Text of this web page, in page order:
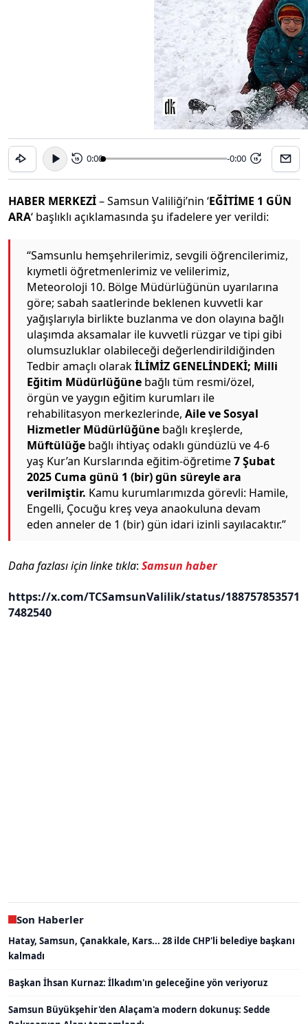
15 0:00 -0:00 15
HABER MERKEZİ– Samsun Valiliği’nin ‘EĞİTİME 1 GÜN
ARA‘ başlıklı açıklamasında şu ifadelere yer verildi:
“Samsunlu hemşehrilerimiz, sevgili öğrencilerimiz,
kıymetli öğretmenlerimiz ve velilerimiz,
Meteoroloji 10. Bölge Müdürlüğünün uyarılarına
göre; sabah saatlerinde beklenen kuvvetli kar
yağışlarıyla birlikte buzlanma ve don olayına bağlı
ulaşımda aksamalar ile kuvvetli rüzgar ve tipi gibi
olumsuzluklar olabileceği değerlendirildiğinden
Tedbir amaçlı olarakİLİMİZ GENELİNDEKİ; Milli
Eğitim Müdürlüğüne bağlı tüm resmi/özel,
örgün ve yaygın eğitim kurumları ile
rehabilitasyon merkezlerinde, Aile ve Sosyal
Hizmetler Müdürlüğüne bağlı kreşlerde,
Müftülüğe bağlı ihtiyaç odaklı gündüzlü ve 4-6
yaş Kur’an Kurslarında eğitim-öğretime7 Şubat
2025 Cuma günü 1 (bir) gün süreyle ara
verilmiştir. Kamu kurumlarımızda görevli: Hamile,
Engelli, Çocuğu kreş veya anaokuluna devam
eden anneler de 1 (bir) gün idari izinli sayılacaktır.”
Daha fazlası için linke tıkla: Samsun haber
https://x.com/TCSamsunValilik/status/188757853571
7482540
Son Haberler
Hatay, Samsun, Çanakkale, Kars... 28 ilde CHP'li belediye başkanı
kalmadı
Başkan İhsan Kurnaz: İlkadım'ın geleceğine yön veriyoruz
Samsun Büyükşehir'den Alaçam'a modern dokunuş: Sedde